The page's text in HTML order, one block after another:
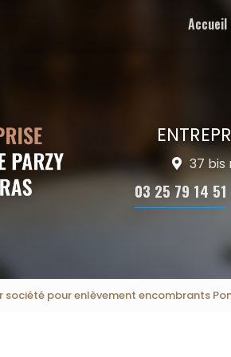
Accueil
37 bis
03 25 79 14 51
société pour enlèvement encombrants